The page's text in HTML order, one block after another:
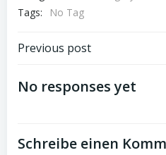
Tags:
No Tag
Post
navigation
Previous post
No responses yet
Schreibe einen